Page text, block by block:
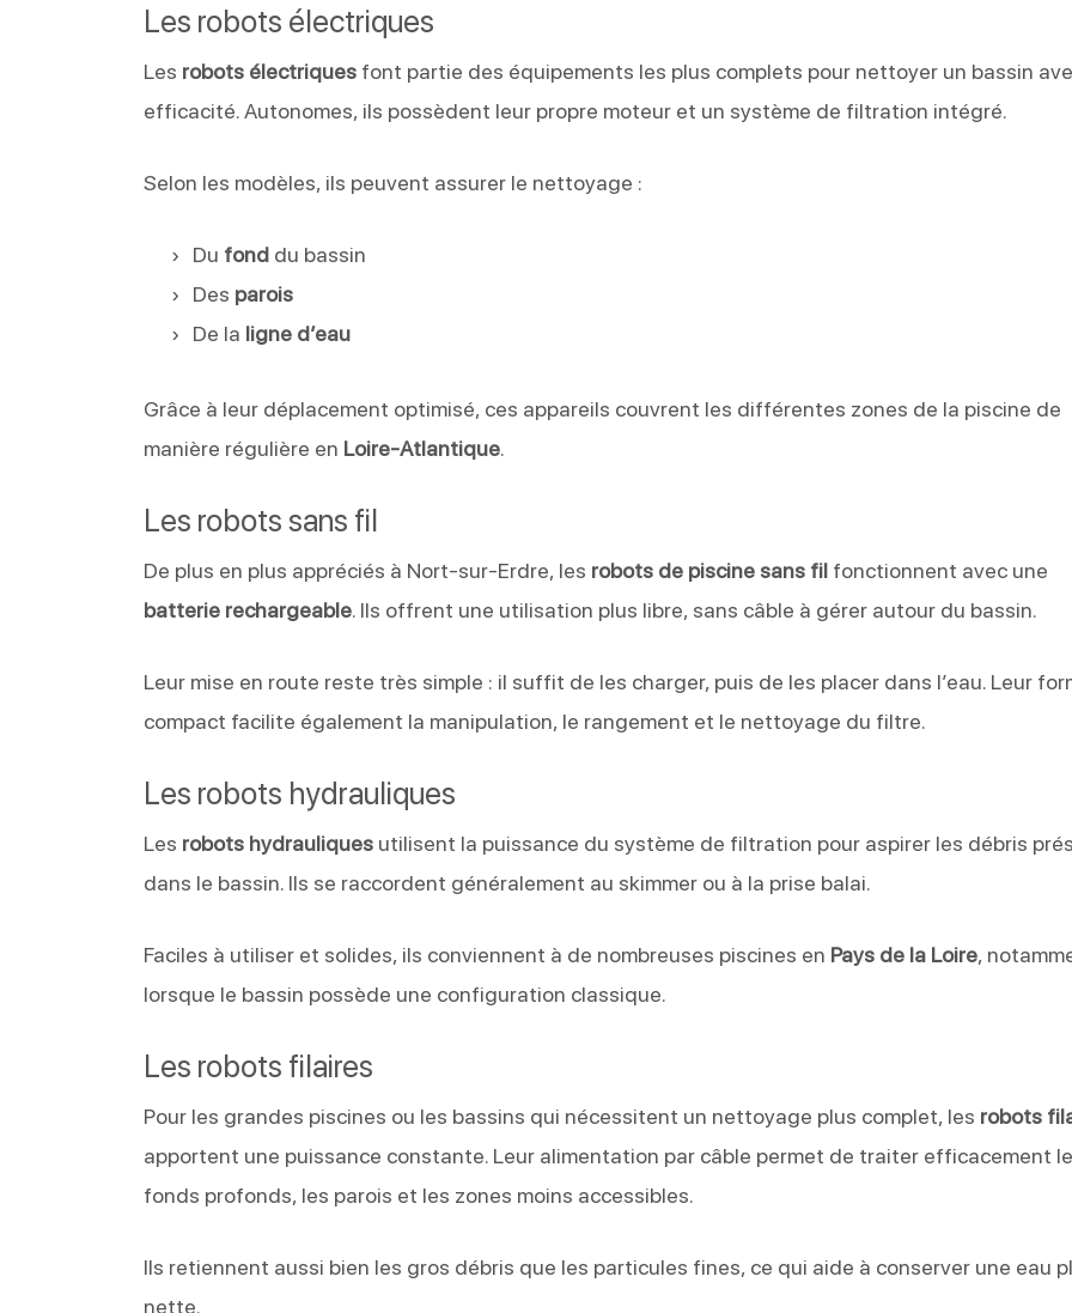
Les robots électriques
Les robots électriques font partie des équipements les plus complets pour nettoyer un bassin
efficacité. Autonomes, ils possèdent leur propre moteur et un système de filtration intégré.
Selon les modèles, ils peuvent assurer le nettoyage :
Du fond du bassin
Des parois
De la ligne d’eau
Grâce à leur déplacement optimisé, ces appareils couvrent les différentes zones de la piscine de
manière régulière en Loire-Atlantique.
Les robots sans fil
De plus en plus appréciés à Nort-sur-Erdre, les robots de piscine sans fil fonctionnent avec une
batterie rechargeable. Ils offrent une utilisation plus libre, sans câble à gérer autour du bassin.
Leur mise en route reste très simple : il suffit de les charger, puis de les placer dans l’eau. Leur
compact facilite également la manipulation, le rangement et le nettoyage du filtre.
Les robots hydrauliques
Les robots hydrauliques utilisent la puissance du système de filtration pour aspirer les débris
dans le bassin. Ils se raccordent généralement au skimmer ou à la prise balai.
Faciles à utiliser et solides, ils conviennent à de nombreuses piscines en Pays de la Loire,
lorsque le bassin possède une configuration classique.
Les robots filaires
Pour les grandes piscines ou les bassins qui nécessitent un nettoyage plus complet, les robots
apportent une puissance constante. Leur alimentation par câble permet de traiter efficacement
fonds profonds, les parois et les zones moins accessibles.
Ils retiennent aussi bien les gros débris que les particules fines, ce qui aide à conserver une eau
nette.